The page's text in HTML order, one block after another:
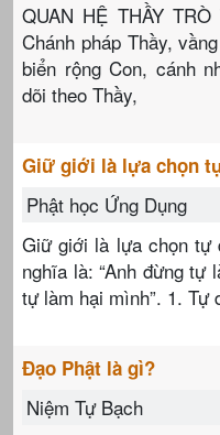
QUAN HỆ THẦY
Chánh pháp Thầy,
biển rộng Con, cánh
dõi theo Thầy,
Giữ giới là lựa chọn
Phật học Ứng Dụng
Giữ giới là lựa chọn
nghĩa là: “Anh đừng tự
tự làm hại mình”. 1. Tự
Đạo Phật là gì?
Niệm Tự Bạch